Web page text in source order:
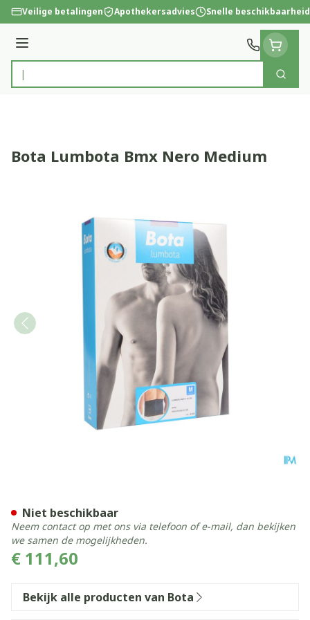
Ga naar de inhoud
Veilige betalingen Apothekersadvies Snelle beschikbaarheid
Menu
Product, merk, categorie...
Zoek
Bota Lumbota Bmx Nero Medium
€ 111,60
Niet beschikbaar
Neem contact op met ons via telefoon of e-mail, dan bekijken
we samen de mogelijkheden.
Bekijk alle producten van Bota